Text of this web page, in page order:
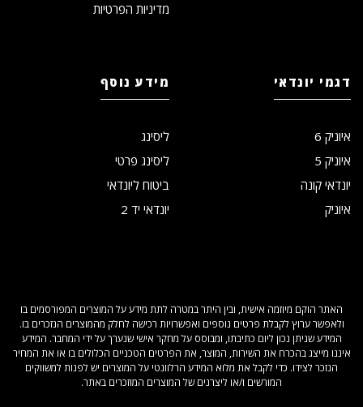
מדיניות הפרטיות
דגמי יונדאי
איוניק 6
איוניק 5
יונדאי קונה
איוניק
מידע נוסף
ליסינג
ליסינג פרטי
ביטוח ליונדאי
יונדאי יד 2
האתר הוקם מיוזמה אישית, ובין היתר במטרה לתת מידע על המוצרים המפורסמים בו
ולאפשר ערוץ לקבלת פרטים נוספים ואפשרויות רכישה לחלק מהמוצרים הנזכרים בו.
המידע שניתן נכון ליום כתיבתו, ומבוסס על מחקר אישי שנערך על ידי המחבר. המידע
איננו מייצג בהכרח את השירות, המוצר, את הפרטים הטכניים הכלולים בו או את המחיר
הנזכר לצידו. כדי לקבל את מלוא המידע הרלוונטי על המוצרים יש לפנות למשווקים
המורשים ו/או ליצרנים של המוצרים המוזכרים באתר.